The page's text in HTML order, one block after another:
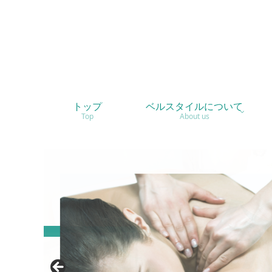
トップ
Top
ベルスタイルについて
About us